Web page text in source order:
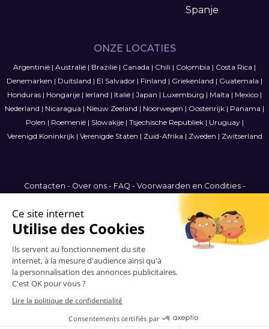
Spanje
ONZE LOCATIES
Argentinië | Australië | Brazilië | Canada | Chili | Colombia | Costa Rica |
Denemarken | Duitsland | El Salvador | Finland | Griekenland | Guatemala |
Honduras | Hongarije | Ierland | Italië | Japan | Luxemburg | Malta | Mexico |
Nederland | Nicaragua | Nieuw Zeeland | Noorwegen | Oostenrijk | Panama |
Polen | Roemenië| Slowakije| Tsjechische Republiek| Uruguay|
Verenigd Koninkrijk| Verenigde Staten | Zuid-Afrika | Zweden | Zwitserland
Contacten - Over ons- FAQ - Voorwaarden en Condities-
Sitemap